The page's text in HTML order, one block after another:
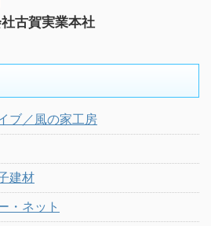
古賀実業本社
ブ／風の家工房
建材
・ネット